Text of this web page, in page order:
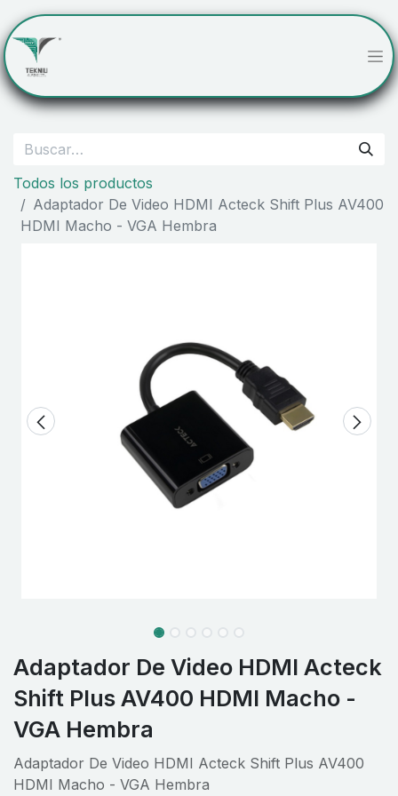
Todos los productos
Adaptador De Video HDMI Acteck Shift Plus AV400
HDMI Macho - VGA Hembra
Adaptador De Video HDMI Acteck
Shift Plus AV400 HDMI Macho -
VGA Hembra
Adaptador De Video HDMI Acteck Shift Plus AV400
HDMI Macho - VGA Hembra